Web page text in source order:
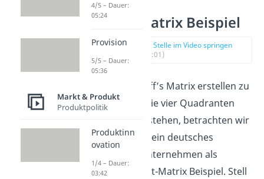
Ansoff-Matrix Beispiel
zur Stelle im Video springen
(01:01)
Um nun Ansoff’s Matrix erstellen zu
können und die vier Quadranten
besser zu verstehen, betrachten wir
im Folgenden ein deutsches
Weißwurst-Unternehmen als
Produkt-Markt-Matrix Beispiel. Stell
4/5 – Dauer:
05:24
Provision
5/5 – Dauer:
05:36
Markt & Produkt
Produktpolitik
Produktinn
ovation
1/4 – Dauer:
03:42